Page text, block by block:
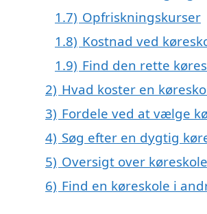
1.7) Opfriskningskurser
1.8) Kostnad ved
1.9) Find den rette
2) Hvad koster en
3) Fordele ved at vælge
4) Søg efter en dygtig
5) Oversigt over
6) Find en køreskole i